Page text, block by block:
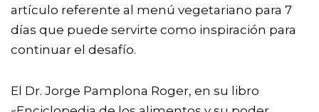
artículo referente al menú vegetariano para 7
días que puede servirte como inspiración para
continuar el desafío.
El Dr. Jorge Pamplona Roger, en su libro